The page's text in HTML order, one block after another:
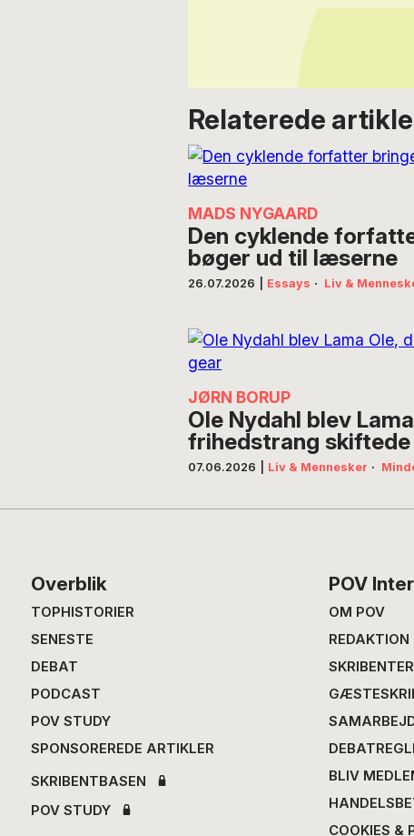
Relaterede
MADS NYGAARD
Den cyklende
bøger ud til læserne
26.07.2026 Essays · Liv &
JØRN BORUP
Ole Nydahl blev
frihedstrang skiftede
07.06.2026 Liv & Mennesker ·
Footer
Overblik
TOPHISTORIER
SENESTE
DEBAT
PODCAST
POV STUDY
SPONSOREREDE ARTIKLER
SKRIBENTBASEN
POV STUDY
POV
OM POV
REDAKTION
BLIV
COOKIES &